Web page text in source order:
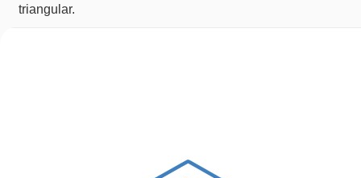
triangular.